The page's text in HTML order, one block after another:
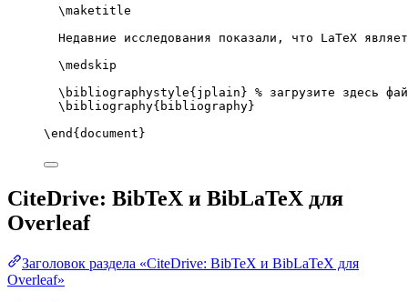
\maketitle
Недавние исследования показали, что LaTeX
\medskip
\bibliographystyle{jplain} % загрузите здесь
\bibliography{bibliography}
\end { document }
CiteDrive: BibTeX и BibLaTeX для
Overleaf
Заголовок раздела «CiteDrive: BibTeX и BibLaTeX для
Overleaf»